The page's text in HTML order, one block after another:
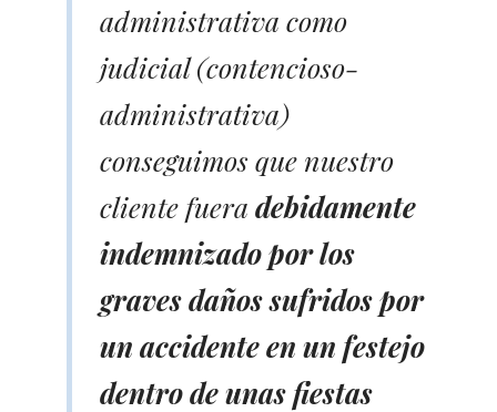
administrativa como
judicial (contencioso-
administrativa)
conseguimos que nuestro
cliente fuera debidamente
indemnizado por los
graves daños sufridos por
un accidente en un festejo
dentro de unas fiestas